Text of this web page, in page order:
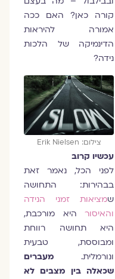
קורה כאן? האם ככה
אמורה להיראות
הדינמיקה של הלכות
נידה?
צילום: Erik Nielsen
עכשיו קרוב
לפני הכל, נאמר זאת
בבהירות: התחושה
שמציאות זמני הנידה
והאיסורהיא מורכבת,
היא תחושה רווחת
ומבוססת, טבעית
ונורמלית.
מעברים
שכאלה בין מצבים לא